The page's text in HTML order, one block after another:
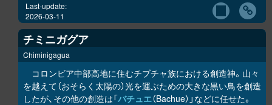
Last-update:
2026-03-11
チミニガグア
Chiminigagua
コロンビア中部高地に住むチブチャ族における創造神。山々
を越えて（おそらく太陽の）光を運ぶための大きな黒い鳥を創造
したが、その他の創造は「バチュエ（Bachue）」などに任せた。